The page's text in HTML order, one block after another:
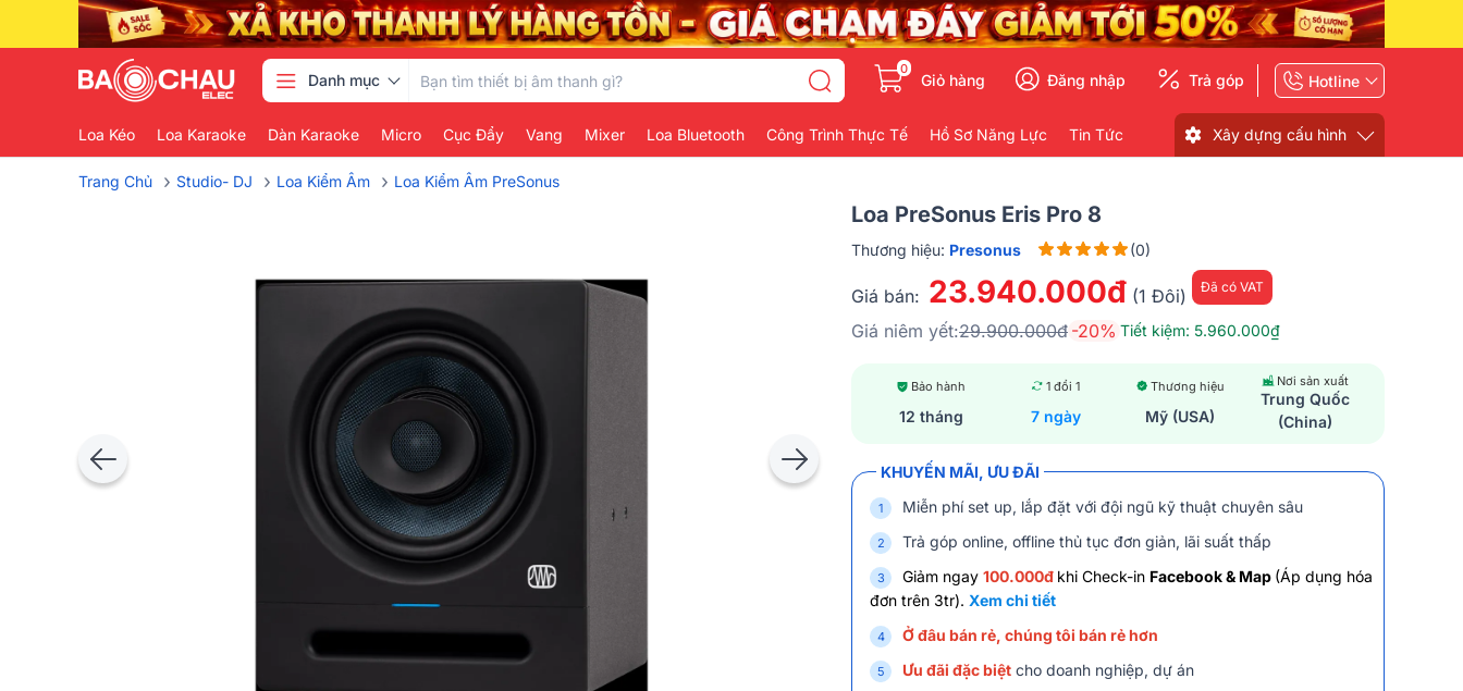
Danh mục
0
Giỏ hàng Đăng nhập Trả góp Hotline
Loa Kéo Loa Karaoke Dàn Karaoke Micro Cục Đẩy Vang Mixer Loa Bluetooth Công Trình Thực Tế Hồ Sơ Năng Lực Tin Tức Xây dựng cấu hình
Trang Chủ › Studio- DJ › Loa Kiểm Âm › Loa Kiểm Âm PreSonus
Loa PreSonus Eris Pro 8
Thương hiệu: Presonus (0)
Giá bán: 23.940.000đ (1 Đôi) Đã có VAT
Giá niêm yết:29.900.000đ -20% Tiết kiệm: 5.960.000₫
Bảo hành
12 tháng
1 đổi 1
7 ngày
Thương hiệu
Mỹ (USA)
Nơi sản xuất
Trung Quốc
(China)
KHUYẾN MÃI, ƯU ĐÃI
Miễn phí set up, lắp đặt với đội ngũ kỹ thuật chuyên sâu
Trả góp online, offline thủ tục đơn giản, lãi suất thấp
Giảm ngay 100.000đ khi Check-in Facebook & Map (Áp dụng hóa
đơn trên 3tr). Xem chi tiết
Ở đâu bán rẻ, chúng tôi bán rẻ hơn
Ưu đãi đặc biệt cho doanh nghiệp, dự án